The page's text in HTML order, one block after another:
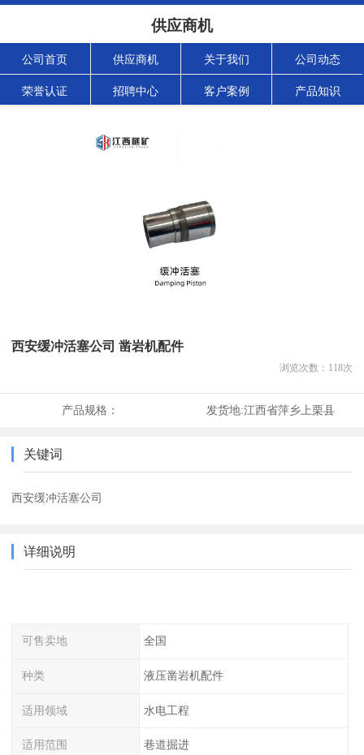
供应商机
公司首页 供应商机 关于我们 公司动态
荣誉认证 招聘中心 客户案例 产品知识
西安缓冲活塞公司 凿岩机配件
浏览次数： 118次
产品规格： 发货地:江西省萍乡上栗县
关键词
西安缓冲活塞公司
详细说明
可售卖地 全国
种类 液压凿岩机配件
适用领域 水电工程
适用范围 巷道掘进